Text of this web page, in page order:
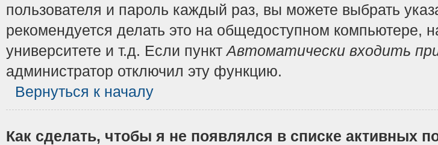
пользователя и пароль каждый раз, вы можете выбрать
рекомендуется делать это на общедоступном компьютере,
университете и т.д. Если пунктАвтоматически входить
администратор отключил эту функцию.
Вернуться к началу
Как сделать, чтобы я не появлялся в списке активных